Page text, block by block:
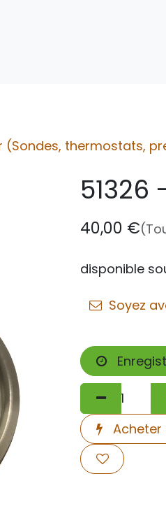
(Sondes, thermostats,
51326
40,00 €
disponible
Soyez